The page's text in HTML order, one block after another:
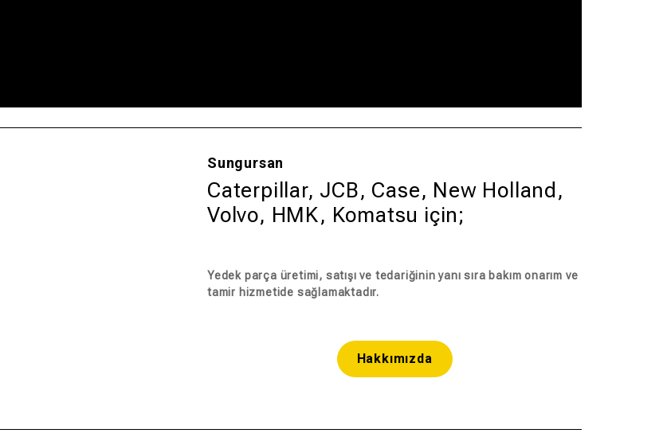
Sungursan
Caterpillar, JCB, Case, New Holland,
Volvo, HMK, Komatsu için;
Yedek parça üretimi, satışı ve tedariğinin yanı sıra bakım onarım ve
tamir hizmetide sağlamaktadır.
Hakkımızda